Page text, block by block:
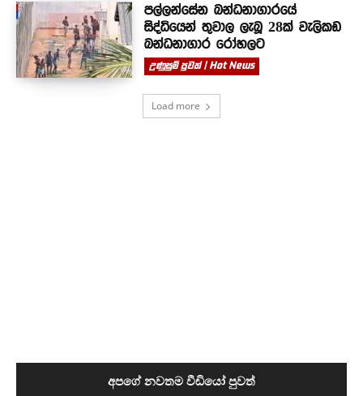
පල්ලන්සේන බන්ධනාගාරයේ
සිද්ධියෙන් තුවාල ලැබූ 28ක් වැලිකඩ
බන්ධනාගාර රෝහලට
උණුසුම් පුවත් | Hot News
Load more
අපගේ නවතම වීඩියෝ පුවත්